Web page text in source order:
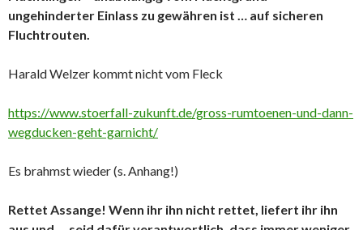
ungehinderter Einlass zu gewähren ist … auf sicheren
Fluchtrouten.
Harald Welzer kommt nicht vom Fleck
https://www.stoerfall-zukunft.de/gross-rumtoenen-und-dann-
wegducken-geht-garnicht/
Es brahmst wieder (s. Anhang!)
Rettet Assange! Wenn ihr ihn nicht rettet, liefert ihr ihn